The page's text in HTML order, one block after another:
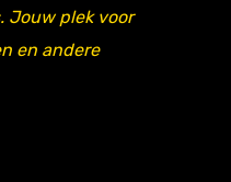
Jouw plek voor
en andere